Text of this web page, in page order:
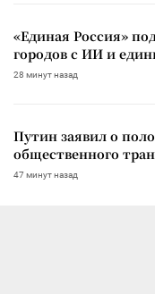
«Единая Россия»
городов с ИИ и
28 минут назад
Путин заявил о
общественного
47 минут назад